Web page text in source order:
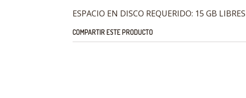
ESPACIO EN DISCO REQUERIDO: 15 GB LIBRES
COMPARTIR ESTE PRODUCTO